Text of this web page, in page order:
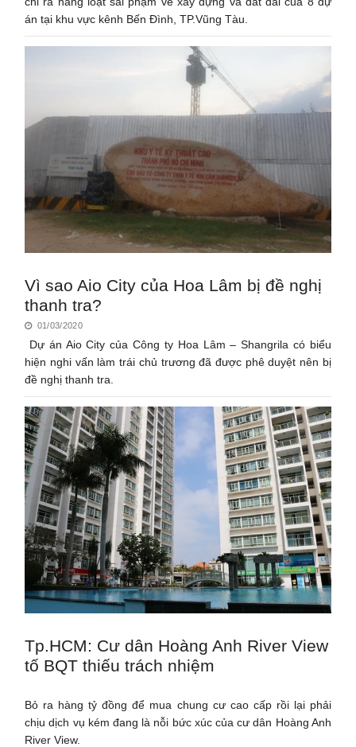
án tại khu vực kênh Bến Đình, TP.Vũng Tàu.
Vì sao Aio City của Hoa Lâm bị đề nghị
thanh tra?
01/03/2020
Dự án Aio City của Công ty Hoa Lâm – Shangrila có biểu
hiện nghi vấn làm trái chủ trương đã được phê duyệt nên bị
đề nghị thanh tra.
Tp.HCM: Cư dân Hoàng Anh River View
tố BQT thiếu trách nhiệm
Bỏ ra hàng tỷ đồng để mua chung cư cao cấp rồi lại phải
chịu dịch vụ kém đang là nỗi bức xúc của cư dân Hoàng Anh
River View.